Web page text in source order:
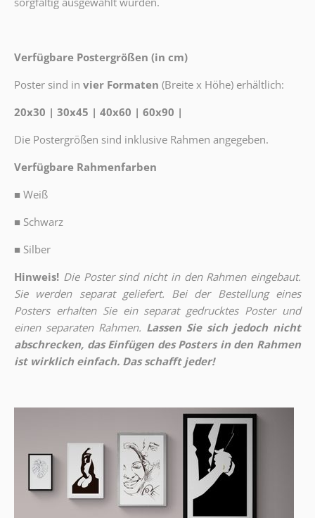
Verfügbare Postergrößen (in cm)
Poster sind in vier Formaten (Breite x Höhe) erhältlich:
20x30 | 30x45 | 40x60 | 60x90 |
Die Postergrößen sind inklusive Rahmen angegeben.
Verfügbare Rahmenfarben
■ Weiß
■ Schwarz
■ Silber
Hinweis! Die Poster sind nicht in den Rahmen eingebaut.
Sie werden separat geliefert. Bei der Bestellung eines
Posters erhalten Sie ein separat gedrucktes Poster und
einen separaten Rahmen. Lassen Sie sich jedoch nicht
abschrecken, das Einfügen des Posters in den Rahmen
ist wirklich einfach. Das schafft jeder!